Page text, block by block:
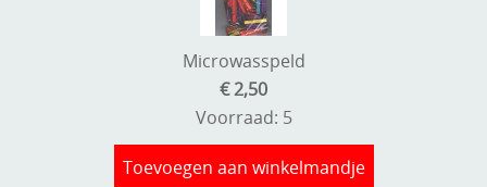
Microwasspeld
€ 2,50
Voorraad: 5
Toevoegen aan winkelmandje